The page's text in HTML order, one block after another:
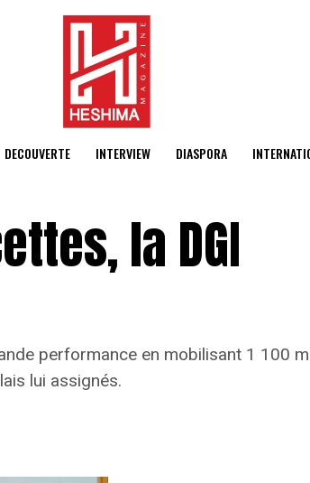
DECOUVERTE INTERVIEW DIASPORA
la DGI
performance en mobilisant 1 100
lui assignés.